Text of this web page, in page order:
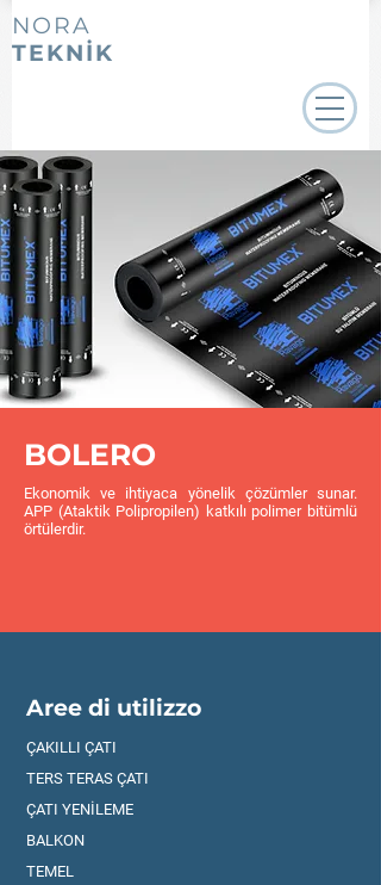
NORA
TEKNİK
BOLERO
Ekonomik ve ihtiyaca yönelik çözümler sunar.
APP (Ataktik Polipropilen) katkılı polimer bitümlü
örtülerdir.
Aree di utilizzo
ÇAKILLI ÇATI
TERS TERAS ÇATI
ÇATI YENİLEME
BALKON
TEMEL